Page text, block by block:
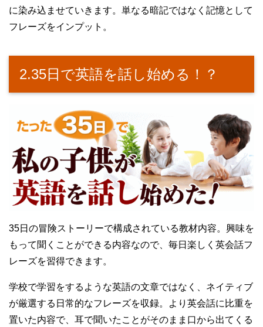
に染み込ませていきます。単なる暗記ではなく記憶として
フレーズをインプット。
2.35日で英語を話し始める！？
35日の冒険ストーリーで構成されている教材内容。興味を
もって聞くことができる内容なので、毎日楽しく英会話フ
レーズを習得できます。
学校で学習をするような英語の文章ではなく、ネイティブ
が厳選する日常的なフレーズを収録。より英会話に比重を
置いた内容で、耳で聞いたことがそのまま口から出てくる